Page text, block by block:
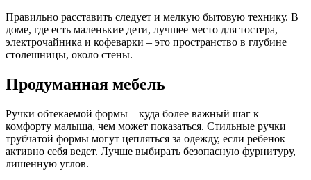
Правильно расставить следует и мелкую бытовую технику. В
доме, где есть маленькие дети, лучшее место для тостера,
электрочайника и кофеварки – это пространство в глубине
столешницы, около стены.
Продуманная мебель
Ручки обтекаемой формы – куда более важный шаг к
комфорту малыша, чем может показаться. Стильные ручки
трубчатой формы могут цепляться за одежду, если ребенок
активно себя ведет. Лучше выбирать безопасную фурнитуру,
лишенную углов.